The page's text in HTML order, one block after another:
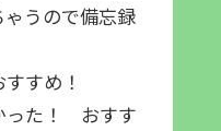
うので備忘録
め！
た！ おすす